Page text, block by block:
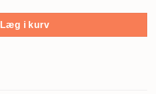
Læg i kurv